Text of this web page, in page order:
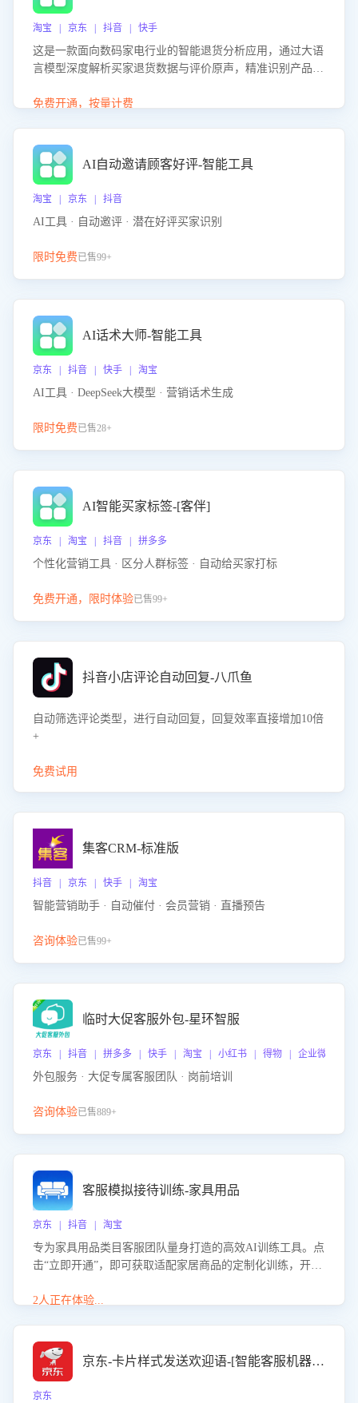
淘宝 | 京东 | 抖音 | 快手
这是一款面向数码家电行业的智能退货分析应用，通过大语
言模型深度解析买家退货数据与评价原声，精准识别产品质
改进建议，通过挖掘用户痛点驱动产品迭代，从根本上降低
免费开通，按量计费
AI自动邀请顾客好评-智能工具
淘宝 | 京东 | 抖音
AI工具 · 自动邀评 · 潜在好评买家识别
限时免费已售99+
AI话术大师-智能工具
京东 | 抖音 | 快手 | 淘宝
AI工具 · DeepSeek大模型 · 营销话术生成
限时免费已售28+
AI智能买家标签-[客伴]
京东 | 淘宝 | 抖音 | 拼多多
个性化营销工具 · 区分人群标签 · 自动给买家打标
免费开通，限时体验已售99+
抖音小店评论自动回复-八爪鱼
自动筛选评论类型，进行自动回复，回复效率直接增加10倍
+
免费试用
集客CRM-标准版
抖音 | 京东 | 快手 | 淘宝
智能营销助手 · 自动催付 · 会员营销 · 直播预告
咨询体验已售99+
临时大促客服外包-星环智服
京东 | 抖音 | 拼多多 | 快手 | 淘宝 | 小红书 | 得物 | 企业微信
外包服务 · 大促专属客服团队 · 岗前培训
咨询体验已售889+
客服模拟接待训练-家具用品
京东 | 抖音 | 淘宝
专为家具用品类目客服团队量身打造的高效AI训练工具。点
击“立即开通”，即可获取适配家居商品的定制化训练，开启
能、尺寸参数咨询等高频场景下的专业应对能力。
2人正在体验...
京东-卡片样式发送欢迎语-[智能客服机器人]
京东